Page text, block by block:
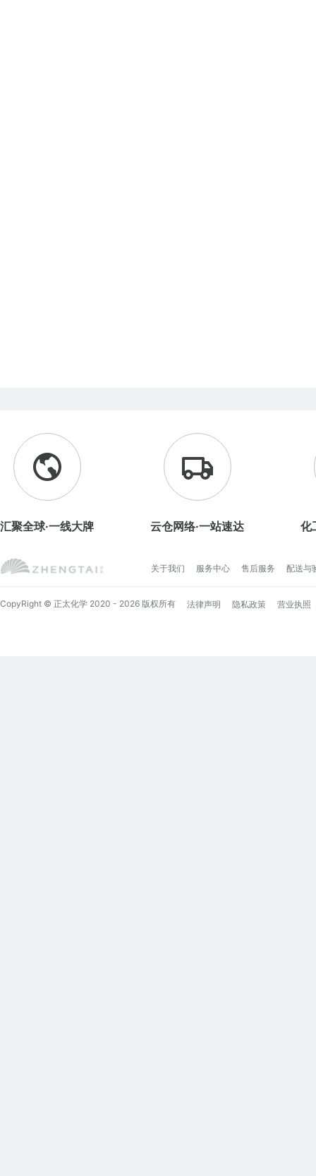
汇聚全球·一线大牌 云仓网络·一站速达 化
关于我们 服务中心 售后服务 配送与
CopyRight © 正太化学 2020 - 2026 版权所有 法律声明 隐私政策 营业执照